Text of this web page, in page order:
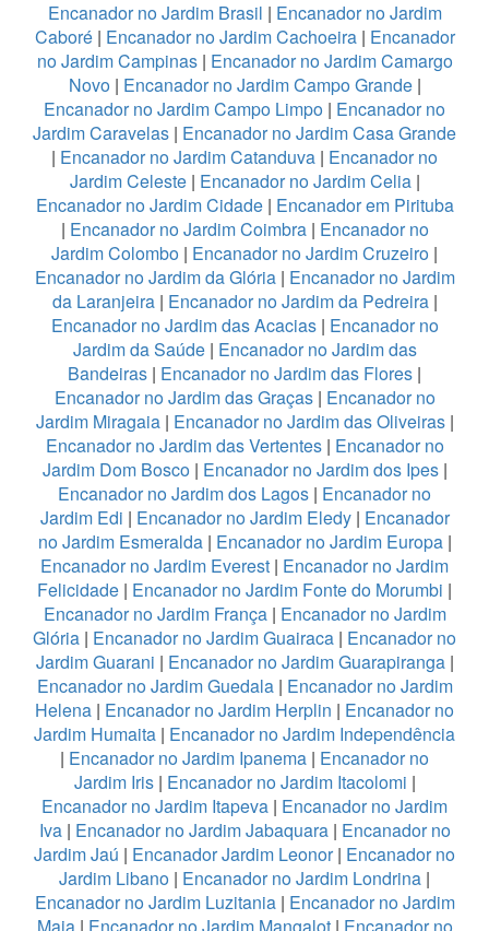
Encanador no Jardim Brasil | Encanador no Jardim
Caboré| Encanador no Jardim Cachoeira| Encanador
no Jardim Campinas| Encanador no Jardim Camargo
Novo| Encanador no Jardim Campo Grande|
Encanador no Jardim Campo Limpo | Encanador no
Jardim Caravelas | Encanador no Jardim Casa Grande
| Encanador no Jardim Catanduva | Encanador no
Jardim Celeste| Encanador no Jardim Celia|
Encanador no Jardim Cidade| Encanador em Pirituba
| Encanador no Jardim Coimbra| Encanador no
Jardim Colombo | Encanador no Jardim Cruzeiro |
Encanador no Jardim da Glória| Encanador no Jardim
da Laranjeira| Encanador no Jardim da Pedreira|
Encanador no Jardim das Acacias| Encanador no
Jardim da Saúde| Encanador no Jardim das
Bandeiras | Encanador no Jardim das Flores |
Encanador no Jardim das Graças| Encanador no
Jardim Miragaia| Encanador no Jardim das Oliveiras|
Encanador no Jardim das Vertentes| Encanador no
Jardim Dom Bosco| Encanador no Jardim dos Ipes|
Encanador no Jardim dos Lagos | Encanador no
Jardim Edi | Encanador no Jardim Eledy| Encanador
no Jardim Esmeralda| Encanador no Jardim Europa|
Encanador no Jardim Everest | Encanador no Jardim
Felicidade | Encanador no Jardim Fonte do Morumbi |
Encanador no Jardim França| Encanador no Jardim
Glória | Encanador no Jardim Guairaca | Encanador no
Jardim Guarani | Encanador no Jardim Guarapiranga|
Encanador no Jardim Guedala| Encanador no Jardim
Helena | Encanador no Jardim Herplin | Encanador no
Jardim Humaita | Encanador no Jardim Independência
| Encanador no Jardim Ipanema | Encanador no
Jardim Iris| Encanador no Jardim Itacolomi |
Encanador no Jardim Itapeva | Encanador no Jardim
Iva| Encanador no Jardim Jabaquara| Encanador no
Jardim Jaú | Encanador Jardim Leonor| Encanador no
Jardim Libano | Encanador no Jardim Londrina |
Encanador no Jardim Luzitania| Encanador no Jardim
Maia| Encanador no Jardim Mangalot| Encanador no